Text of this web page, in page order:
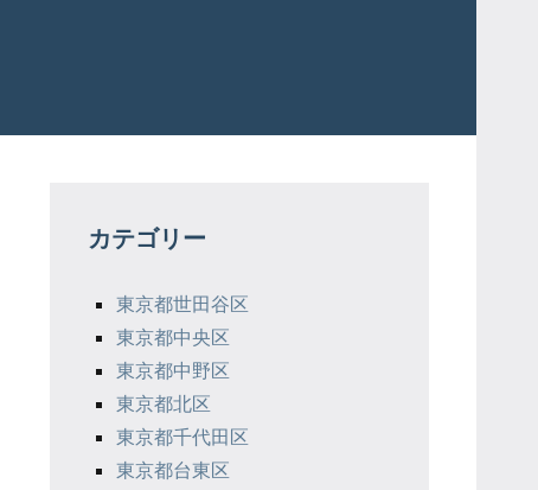
カテゴリー
東京都世田谷区
東京都中央区
東京都中野区
東京都北区
東京都千代田区
東京都台東区